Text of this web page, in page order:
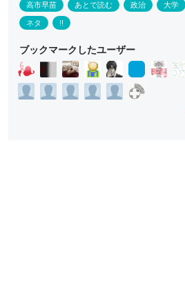
高市早苗 あとで読む 政治 大学
ネタ !!
ブックマークしたユーザー